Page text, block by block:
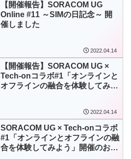
【開催報告】SORACOM UG
Online #11 ～SIMの日記念～ 開
催しました
2022.04.14
【開催報告】SORACOM UG ×
Tech-onコラボ#1「オンラインと
オフラインの融合を体験してみよ
2022.04.14
SORACOM UG × Tech-onコラボ
#1「オンラインとオフラインの融
合を体験してみよう」開催のお知